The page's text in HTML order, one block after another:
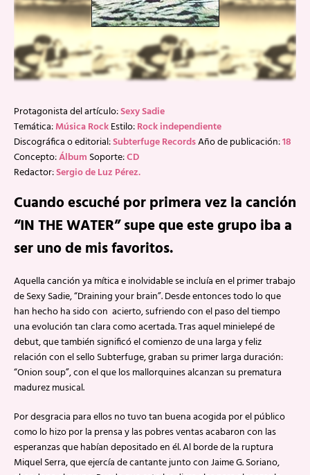
Protagonista del artículo:Sexy Sadie
Temática:Música RockEstilo:Rock independiente
Discográfica o editorial:Subterfuge RecordsAño de publicación:18
Concepto:Álbum Soporte:CD
Redactor:Sergio de Luz Pérez.
Cuando escuché por primera vez la canción
“IN THE WATER” supe que este grupo iba a
ser uno de mis favoritos.
Aquella canción ya mítica e inolvidable se incluía en el primer trabajo
de Sexy Sadie, “Draining your brain”. Desde entonces todo lo que
han hecho ha sido con acierto, sufriendo con el paso del tiempo
una evolución tan clara como acertada. Tras aquel minielepé de
debut, que también significó el comienzo de una larga y feliz
relación con el sello Subterfuge, graban su primer larga duración:
“Onion soup”, con el que los mallorquines alcanzan su prematura
madurez musical.
Por desgracia para ellos no tuvo tan buena acogida por el público
como lo hizo por la prensa y las pobres ventas acabaron con las
esperanzas que habían depositado en él. Al borde de la ruptura
Miquel Serra, que ejercía de cantante junto con Jaime G. Soriano,